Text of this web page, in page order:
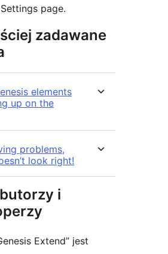
Settings page.
zadawane
elements
up on the
problems,
look right!
i
Extend” jest